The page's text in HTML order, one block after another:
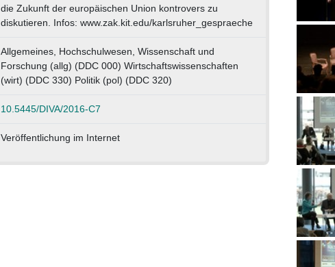
die Zukunft der europäischen Union kontrovers zu
diskutieren. Infos: www.zak.kit.edu/karlsruher_gespraeche
Allgemeines, Hochschulwesen, Wissenschaft und
Forschung (allg) (DDC 000) Wirtschaftswissenschaften
(wirt) (DDC 330) Politik (pol) (DDC 320)
10.5445/DIVA/2016-C7
Veröffentlichung im Internet